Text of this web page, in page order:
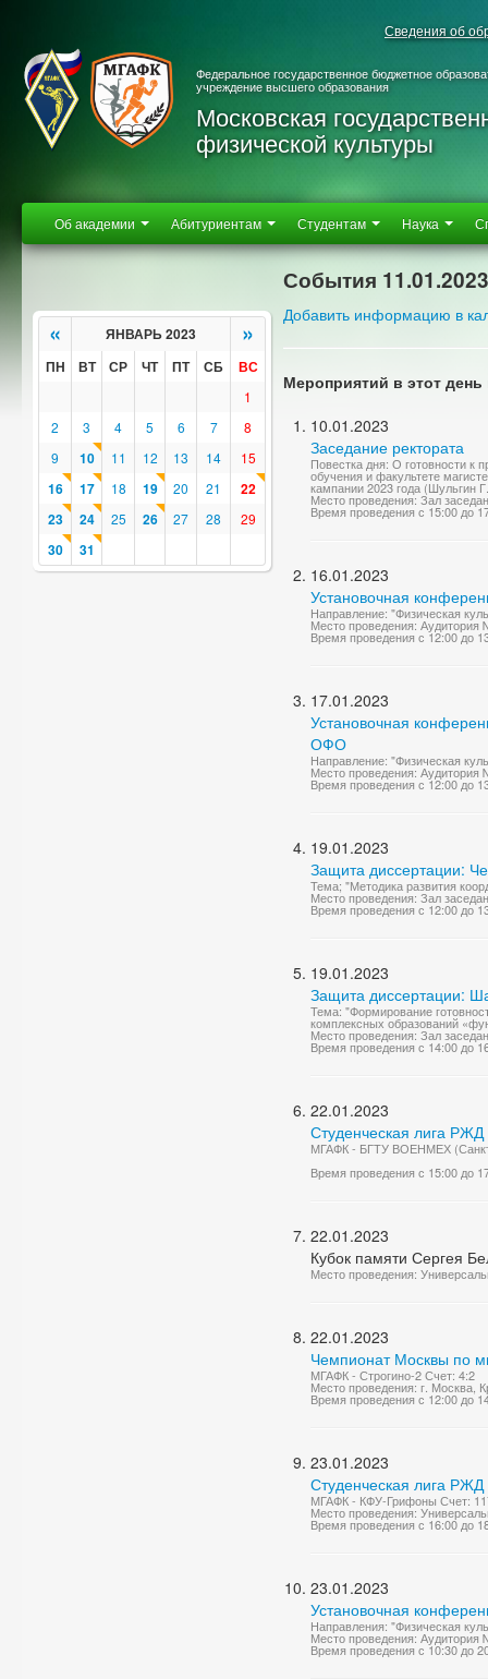
Сведения об
Федеральное государственное бюджетное
учреждение высшего образования
Московская
физической культуры
Об академии Абитуриентам Студентам Наука
« ЯНВАРЬ 2023 »
ПН ВТ СР ЧТ ПТ СБ ВС
1
2
3 4 5 6 7
8
9
10 11 12 13 14 15
16 17 18 19 20 21
22
23
24 25 26 27 28 29
30 31
События 11.01.2023
Добавить информацию в
Мероприятий в этот день
10.01.2023
Заседание ректората
Повестка дня: О готовности к
обучения и факультете
кампании 2023 года (Шульгин
Место проведения: Зал
Время проведения с 15:00 до
16.01.2023
Установочная
Направление: "Физическая
Место проведения:
Время проведения с 12:00 до
17.01.2023
Установочная
ОФО
Направление: "Физическая
Место проведения:
Время проведения с 12:00 до
19.01.2023
Защита диссертации:
Тема; "Методика развития
Место проведения: Зал
Время проведения с 12:00 до
19.01.2023
Защита диссертации:
Тема: "Формирование
комплексных образований
Место проведения: Зал
Время проведения с 14:00 до
22.01.2023
Студенческая лига
МГАФК - БГТУ ВОЕНМЕХ
Время проведения с 15:00 до
22.01.2023
Кубок памяти Сергея
Место проведения:
22.01.2023
Чемпионат Москвы по
МГАФК - Строгино-2 Счет: 4:2
Место проведения: г. Москва,
Время проведения с 12:00 до
23.01.2023
Студенческая лига
МГАФК - КФУ-Грифоны Счет:
Место проведения:
Время проведения с 16:00 до
23.01.2023
Установочная
Направления: "Физическая
Место проведения:
Время проведения с 10:30 до